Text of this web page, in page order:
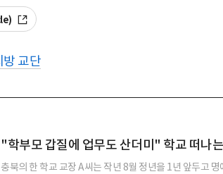
방 교단
"학부모 갑질에 업무도 산더미" 학교 떠나
충북의 한 학교 교장 A씨는 작년 8월 정년을 1년 앞두고